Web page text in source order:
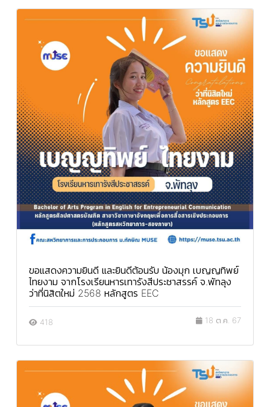
ขอแสดงความยินดี และยินดีต้อนรับ น้องมุก เบญญทิพย์
ไทยงาม จากโรงเรียนหารเทารังสีประชาสรรค์ จ.พัทลุง
ว่าที่นิสิตใหม่ 2568 หลักสูตร EEC
418 18 ต.ค. 67